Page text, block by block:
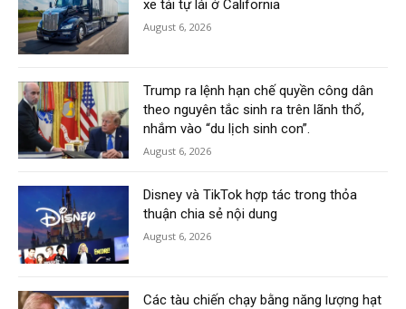
xe tải tự lái ở California
August 6, 2026
Trump ra lệnh hạn chế quyền công dân
theo nguyên tắc sinh ra trên lãnh thổ,
nhắm vào “du lịch sinh con”.
August 6, 2026
Disney và TikTok hợp tác trong thỏa
thuận chia sẻ nội dung
August 6, 2026
Các tàu chiến chạy bằng năng lượng hạt